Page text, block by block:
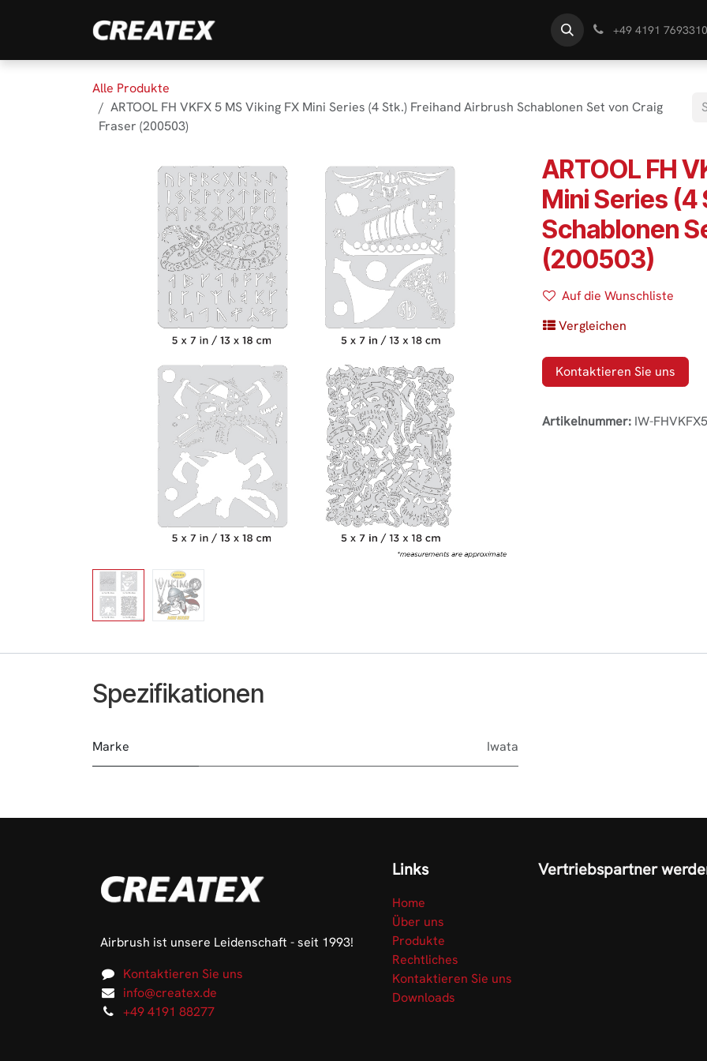
+49 4191 7693310
Alle Produkte
ARTOOL FH VKFX 5 MS Viking FX Mini Series (4 Stk.) Freihand Airbrush Schablonen Set von Craig
Fraser (200503)
ARTOOL FH
Mini Series (4
Schablonen
(200503)
Auf die Wunschliste
Vergleichen
Kontaktieren Sie uns
Artikelnummer: IW-
Spezifikationen
Marke Iwata
Airbrush ist unsere Leidenschaft - seit 1993!
Kontaktieren Sie uns
info@createx.de
+49 4191 88277
Links
Home
Über uns
Produkte
Rechtliches
Kontaktieren Sie uns
Downloads
Vertriebspartner